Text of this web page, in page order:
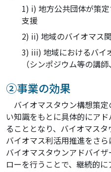
i) 地方公共団体が策
支援
ii) 地域のバイオマス
iii) 地域におけるバイ
（シンポジウム等の講
②事業の効果
バイオマスタウン構想策
い知識をもとに具体的にア
ることとなり、バイオマスタ
バイオマス利活用推進をさら
バイオマスタウンアドバイ
ローを行うことで、継続的